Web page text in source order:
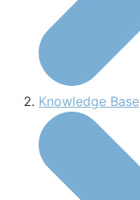
Knowledge Base